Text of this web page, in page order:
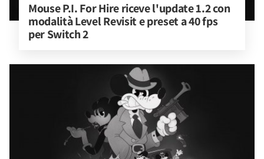
Mouse P.I. For Hire riceve l'update 1.2 con
modalità Level Revisit e preset a 40 fps
per Switch 2